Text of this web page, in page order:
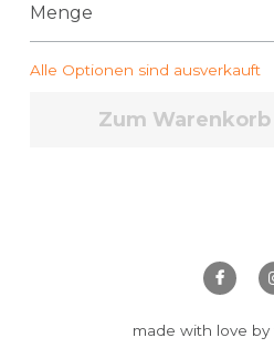
Menge
Alle Optionen sind ausverkauft
Zum
made with love